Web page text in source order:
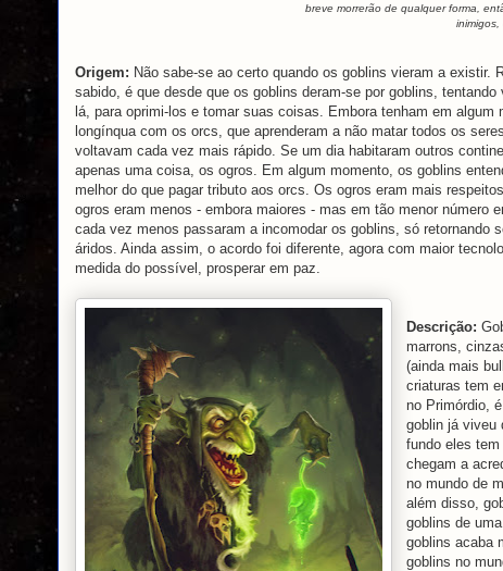
breve morrerão de qualquer forma,
inimigos,
Origem: Não sabe-se ao certo quando os goblins vieram a
sabido, é que desde que os goblins deram-se por goblins,
lá, para oprimi-los e tomar suas coisas. Embora tenham em
longínqua com os orcs, que aprenderam a não matar todos os
voltavam cada vez mais rápido. Se um dia habitaram outros
apenas uma coisa, os ogros. Em algum momento, os goblins
melhor do que pagar tributo aos orcs. Os ogros eram mais
ogros eram menos - embora maiores - mas em tão menor
cada vez menos passaram a incomodar os goblins, só retornando
áridos. Ainda assim, o acordo foi diferente, agora com maior
medida do possível, prosperar em paz.
Descrição:
marrons,
(ainda mais
criaturas tem
no Primórdio,
goblin já viveu
fundo eles
chegam a
no mundo de
além disso,
goblins de
goblins acaba
goblins no